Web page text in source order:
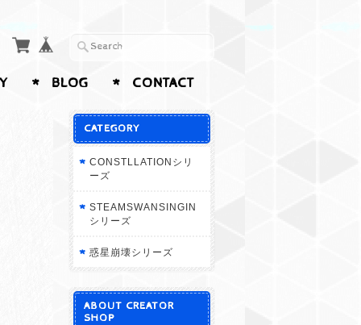
BLOG CONTACT
CATEGORY
CONSTLLATIONシリ
ーズ
STEAMSWANSINGIN
シリーズ
惑星崩壊シリーズ
ABOUT CREATOR
SHOP